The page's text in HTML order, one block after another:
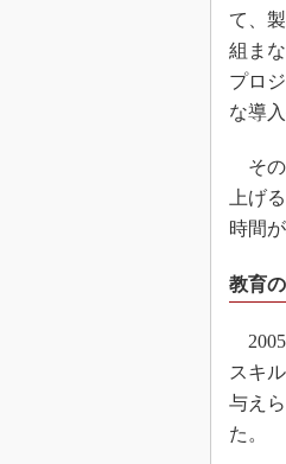
て、
組ま
プロ
な導
その
上げ
時間
教育
2005
スキ
与え
た。